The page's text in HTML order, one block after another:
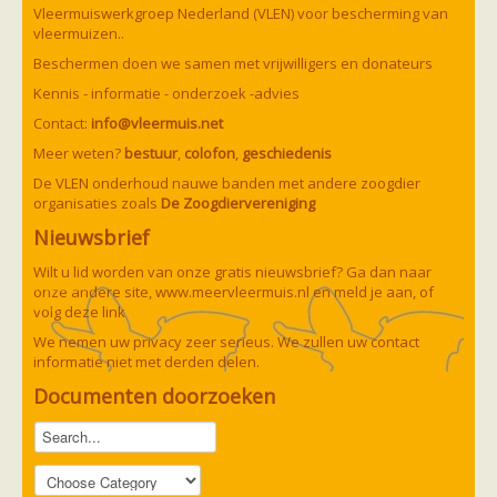
Vleermuizen in de tuin
Aankondiging activiteiten
Ik ben op zoek naar een detector
Ecologie en soorten
Hoe vleermuizen leven
Voedsel en jagen
Verblijfplaatsen
Echolocatie
Soorten
Baardvleermuis
Bechsteins vleermuis
Bosvleermuis
Brandt's vleermuis
Bruine of gewone grootoorvleermuis
Franjestaart
Gewone dwergvleermuis
Grijze grootoorvleermuis
Grote rosse vleermuis
Ingekorven vleermuis
Kleine en grote hoefijzerneus
Laatvlieger
Meervleermuis
Noordse vleermuis
Rosse vleermuis
Paul van Hoof
Vleermuiswerkgroep Nederland (VLEN) voor bescherming van
vleermuizen..
Beschermen doen we samen met vrijwilligers en donateurs
Kennis - informatie - onderzoek -advies
Contact: info@vleermuis.net
Meer weten? bestuur, colofon, geschiedenis
De VLEN onderhoud nauwe banden met andere zoogdier
organisaties zoals De Zoogdiervereniging
Nieuwsbrief
Wilt u lid worden van onze gratis nieuwsbrief? Ga dan naar
onze andere site,www.meervleermuis.nlen meld je aan, of
volg deze link
We nemen uw privacy zeer serieus. We zullen uw contact
informatie niet met derden delen.
Documenten doorzoeken